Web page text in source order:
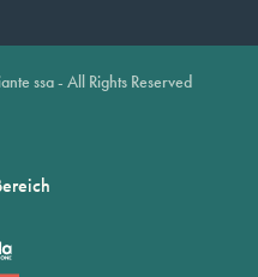
ssa - All Rights Reserved